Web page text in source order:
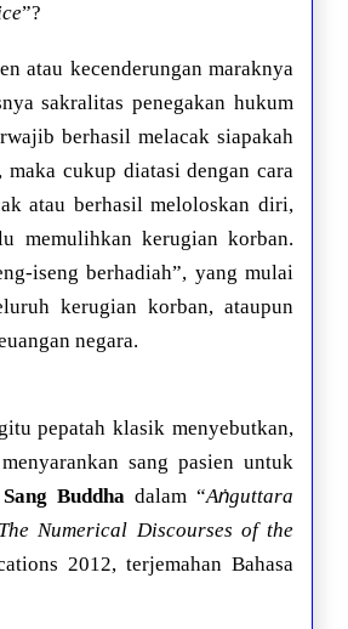
”?
atau kecenderungan maraknya
sakralitas penegakan hukum
berhasil melacak siapakah
maka cukup diatasi dengan cara
atau berhasil meloloskan diri,
memulihkan kerugian korban.
iseng berhadiah”, yang mulai
kerugian korban, ataupun
negara.
pepatah klasik menyebutkan,
sang pasien untuk
Sang Buddha dalam “Aṅguttara
The Numerical Discourses of the
2012, terjemahan Bahasa